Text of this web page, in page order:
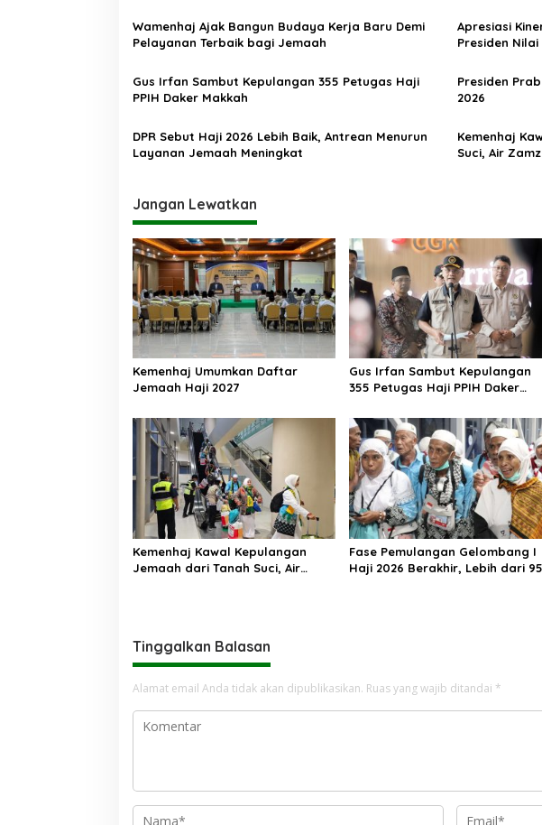
i
o
s
Wamenhaj Ajak Bangun Budaya Kerja Baru Demi
Pelayanan Terbaik bagi Jemaah
Apresiasi
Presiden
Gus Irfan Sambut Kepulangan 355 Petugas Haji
PPIH Daker Makkah
Presiden
2026
DPR Sebut Haji 2026 Lebih Baik, Antrean Menurun
Layanan Jemaah Meningkat
Kemenhaj
Suci, Air
Jangan Lewatkan
Kemenhaj Umumkan Daftar
Jemaah Haji 2027
Gus Irfan Sambut Kepulangan
355 Petugas Haji PPIH Daker
Kemenhaj Kawal Kepulangan
Jemaah dari Tanah Suci, Air
Fase Pemulangan Gelombang I
Haji 2026 Berakhir, Lebih dari 95
Tinggalkan Balasan
Alamat email Anda tidak akan dipublikasikan. Ruas yang wajib ditandai *